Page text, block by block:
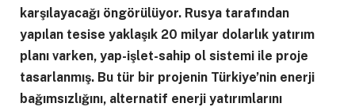
karşılayacağı öngörülüyor. Rusya tarafından
yapılan tesise yaklaşık 20 milyar dolarlık yatırım
planı varken, yap-işlet-sahip ol sistemi ile proje
tasarlanmış. Bu tür bir projenin Türkiye’nin enerji
bağımsızlığını, alternatif enerji yatırımlarını